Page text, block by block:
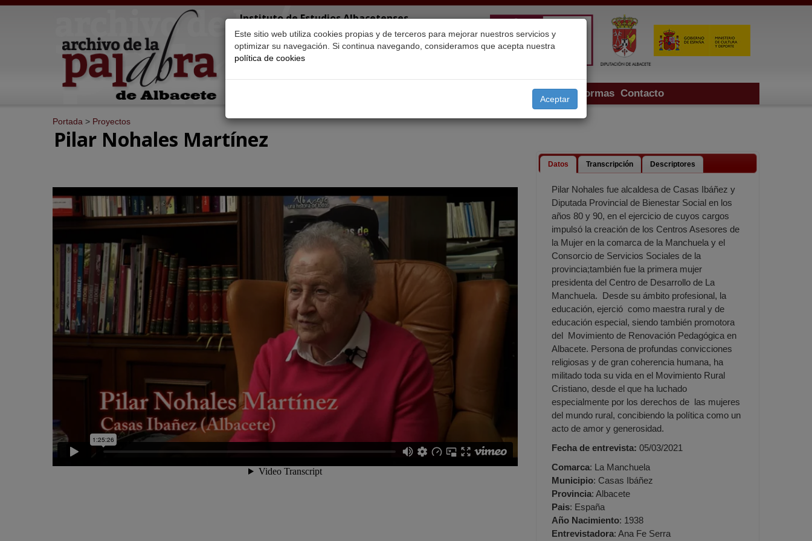
Este sitio web utiliza cookies propias y de terceros para mejorar nuestros servicios y
optimizar su navegación. Si continua navegando, consideramos que acepta nuestra
política de cookies
Aceptar
Instituto de Estudios Albacetenses
"Don Juan Manuel"
Proyectos Normas Contacto
Portada > Proyectos
Pilar Nohales Martínez
Datos Transcripción Descriptores
Pilar Nohales fue alcaldesa de Casas Ibáñez y
Diputada Provincial de Bienestar Social en los
años 80 y 90, en el ejercicio de cuyos cargos
impulsó la creación de los Centros Asesores de
la Mujer en la comarca de la Manchuela y el
Consorcio de Servicios Sociales de la
provincia;también fue la primera mujer
presidenta del Centro de Desarrollo de La
Manchuela. Desde su ámbito profesional, la
educación, ejerció como maestra rural y de
educación especial, siendo también promotora
del Movimiento de Renovación Pedagógica en
Albacete. Persona de profundas convicciones
religiosas y de gran coherencia humana, ha
militado toda su vida en el Movimiento Rural
Cristiano, desde el que ha luchado
especialmente por los derechos de las mujeres
del mundo rural, concibiendo la política como un
acto de amor y generosidad.
Fecha de entrevista: 05/03/2021
Comarca: La Manchuela
Municipio: Casas Ibáñez
Provincia: Albacete
Pais: España
Año Nacimiento: 1938
Entrevistadora: Ana Fe Serra